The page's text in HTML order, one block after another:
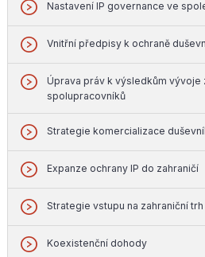
Nastavení IP governance ve
Vnitřní předpisy k ochraně
Úprava práv k výsledkům vývoje
spolupracovníků
Strategie komercializace
Expanze ochrany IP do zahraničí
Strategie vstupu na zahraniční trh
Koexistenční dohody